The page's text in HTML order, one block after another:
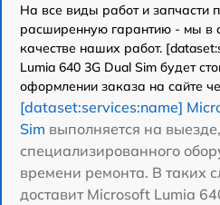
На все виды работ и запчасти
расширенную гарантию - мы в
качестве наших работ.
Lumia 640 3G Dual Sim будет
оформлении заказа на сайте
[dataset:services:name]
Sim выполняется на
специализированного
времени ремонта. В таких
доставит Microsoft Lumia